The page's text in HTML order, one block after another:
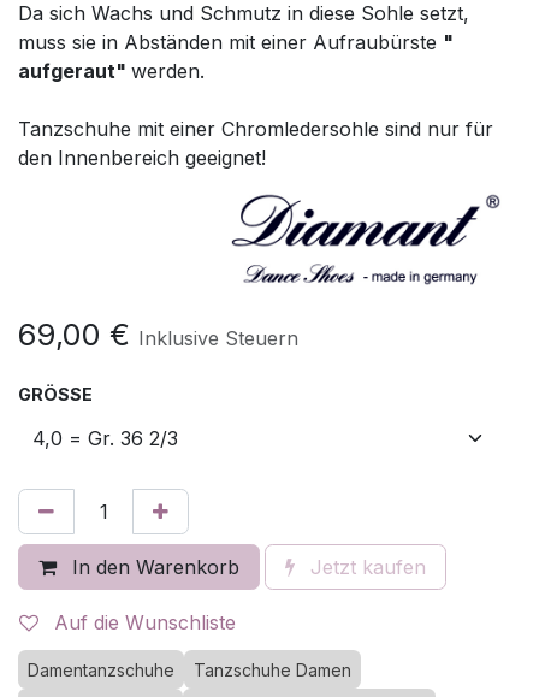
Da sich Wachs und Schmutz in diese Sohle setzt,
muss sie in Abständen mit einer Aufraubürste "
aufgeraut" werden.
Tanzschuhe mit einer Chromledersohle sind nur für
den Innenbereich geeignet!
69,00 € Inklusive Steuern
GRÖSSE
In den Warenkorb Jetzt kaufen
Auf die Wunschliste
Damentanzschuhe
Tanzschuhe Damen